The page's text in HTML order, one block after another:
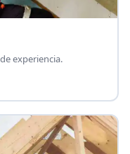
experiencia.